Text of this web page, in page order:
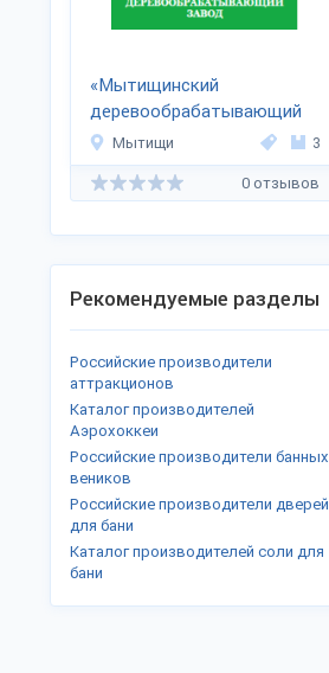
«Мытищинский
деревообрабатывающий
завод»
Мытищи 3
0 отзывов
Рекомендуемые разделы
Российские производители
аттракционов
Каталог производителей
Аэрохоккеи
Российские производители банных
веников
Российские производители дверей
для бани
Каталог производителей соли для
бани